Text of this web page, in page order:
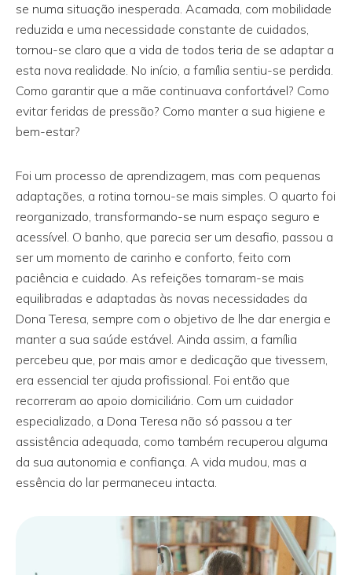
se numa situação inesperada. Acamada, com mobilidade
reduzida e uma necessidade constante de cuidados,
tornou-se claro que a vida de todos teria de se adaptar a
esta nova realidade. No início, a família sentiu-se perdida.
Como garantir que a mãe continuava confortável? Como
evitar feridas de pressão? Como manter a sua higiene e
bem-estar?
Foi um processo de aprendizagem, mas com pequenas
adaptações, a rotina tornou-se mais simples. O quarto foi
reorganizado, transformando-se num espaço seguro e
acessível. O banho, que parecia ser um desafio, passou a
ser um momento de carinho e conforto, feito com
paciência e cuidado. As refeições tornaram-se mais
equilibradas e adaptadas às novas necessidades da
Dona Teresa, sempre com o objetivo de lhe dar energia e
manter a sua saúde estável. Ainda assim, a família
percebeu que, por mais amor e dedicação que tivessem,
era essencial ter ajuda profissional. Foi então que
recorreram ao apoio domiciliário. Com um cuidador
especializado, a Dona Teresa não só passou a ter
assistência adequada, como também recuperou alguma
da sua autonomia e confiança. A vida mudou, mas a
essência do lar permaneceu intacta.